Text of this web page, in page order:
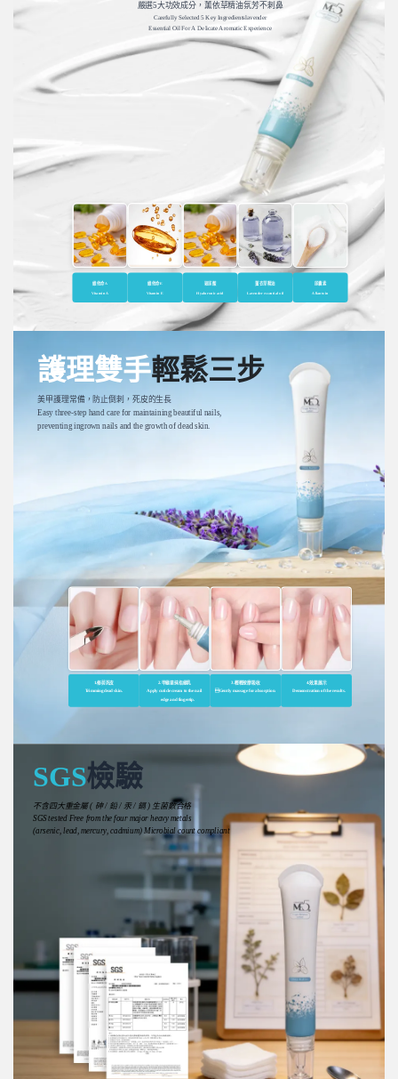
嚴選5大功效成分，薰依草精油氛芳不刺鼻
Carefully Selected 5 Key Ingredientslavender
Essential Oil For A Delicate Aromatic Experience
維他命A
Vitamin A
維他命E
Vitamin E
玻尿酸
Hyaluronic acid
薰衣草精油
Lavender essential oil
尿囊素
Allantoin
護理雙手輕鬆三步
美甲護理常備，防止倒刺，死皮的生長
Easy three-step hand care for maintaining beautiful nails,
preventing ingrown nails and the growth of dead skin.
1.修剪死皮
Trimming dead skin.
2.甲緣塗抺指緣乳
Apply cuticle cream to the nail
edge and fingertip.
3.輕輕按摩吸收
Gently massage for absorption.
4.效果展示
Demonstration of the results.
SGS檢驗
不含四大重金屬 ( 砷 / 鉛 / 汞 / 鎘 ) 生菌數合格
SGS tested Free from the four major heavy metals
(arsenic, lead, mercury, cadmium) Microbial count compliant